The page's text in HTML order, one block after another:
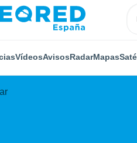
VídeosAvisosRadarMapas